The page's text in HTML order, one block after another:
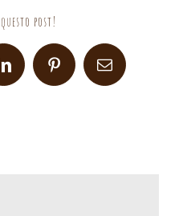
post!
LinkedInPinterestEmail